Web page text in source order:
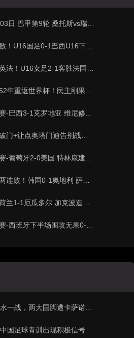
第9轮 桑托斯vs瑞模贝雷 进球视频
西U16下轮将战科特迪瓦 李家进超远吊射造险
客胜法国 周瑾彤任意球世界波何风清扬建功
！民主刚果加时1-0牙买加 图安泽贝制胜
地亚 维尼修斯送助攻恩德里克造点+助攻
告别战点射 阿根廷5-0赞比亚3月友谊赛两胜
国 特林康建功菲利克斯破门B费助攻双响
1奥地利 萨比策制胜孙兴慜金玟哉失良机
加克波造乌龙邓弗里斯直红弗莱肯送点
围攻无果0-0埃及 霍安·加西亚国家队首秀
两大国脚遭卡萨诺狠批为二流球员
国足球青训出现积极信号